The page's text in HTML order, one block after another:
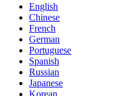
English
Chinese
French
German
Portuguese
Spanish
Russian
Japanese
Korean